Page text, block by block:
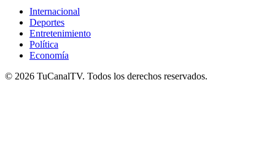
Internacional
Deportes
Entretenimiento
Política
Economía
© 2026 TuCanalTV. Todos los derechos reservados.